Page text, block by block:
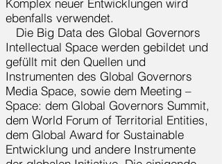
Komplex neuer Entwicklungen wird
ebenfalls verwendet.
Die Big Data des Global Governors
Intellectual Space werden gebildet und
gefüllt mit den Quellen und
Instrumenten des Global Governors
Media Space, sowie dem Meeting –
Space: dem Global Governors Summit,
dem World Forum of Territorial Entities,
dem Global Award for Sustainable
Entwicklung und andere Instrumente